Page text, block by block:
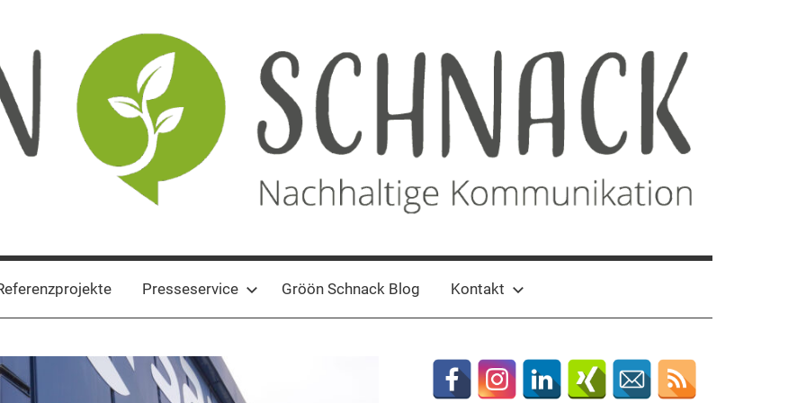
Presseservice Gröön Schnack Blog Kontakt